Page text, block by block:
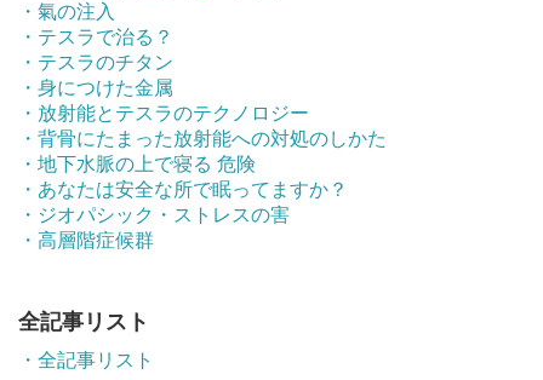
・氣の注入
・テスラで治る？
・テスラのチタン
・身につけた金属
・放射能とテスラのテクノロジー
・背骨にたまった放射能への対処のしかた
・地下水脈の上で寝る 危険
・あなたは安全な所で眠ってますか？
・ジオパシック・ストレスの害
・高層階症候群
全記事リスト
・全記事リスト